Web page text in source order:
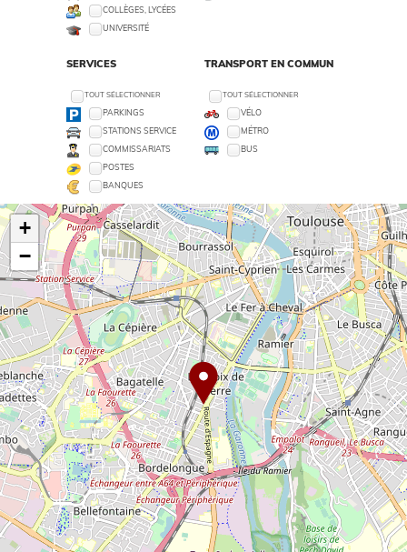
COLLÈGES, LYCÉES
UNIVERSITÉ
SERVICES
TOUT SÉLECTIONNER
PARKINGS
STATIONS SERVICE
COMMISSARIATS
POSTES
BANQUES
TRANSPORT EN COMMUN
TOUT SÉLECTIONNER
VÉLO
MÉTRO
BUS
+
−